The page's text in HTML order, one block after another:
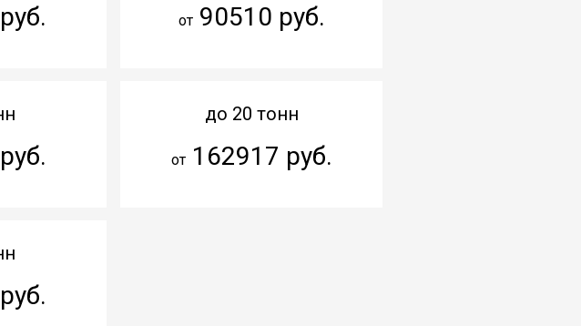
от90510 руб.
до 20 тонн
от162917 руб.